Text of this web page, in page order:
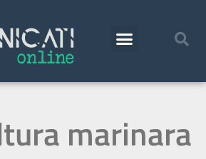
marinara